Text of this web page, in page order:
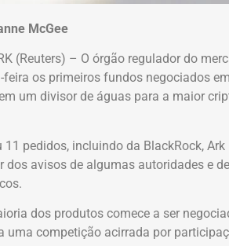
McGee
(Reuters) – O órgão regulador do
feira os primeiros fundos negociados
um divisor de águas para a maior
11 pedidos, incluindo da BlackRock,
dos avisos de algumas autoridades e
dos produtos comece a ser
uma competição acirrada por